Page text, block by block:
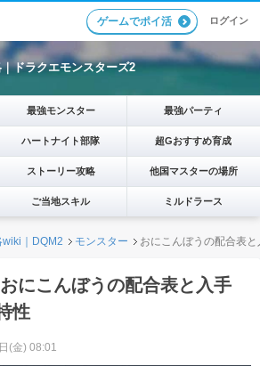
ゲームでポイ活 ログイン
ドラクエモンスターズ2
最強モンスター 最強パーティ
ハートナイト部隊 超Gおすすめ育成
ストーリー攻略 他国マスターの場所
ご当地スキル ミルドラース
wiki｜DQM2 モンスター おにこんぼうの配合表
おにこんぼうの配合表と入手
性
(金) 08:01